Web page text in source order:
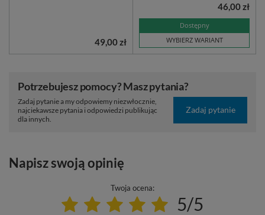
49,00 zł
Dostępny
WYBIERZ WARIANT
46,00 zł
Potrzebujesz pomocy? Masz pytania?
Zadaj pytanie a my odpowiemy niezwłocznie,
najciekawsze pytania i odpowiedzi publikując
dla innych.
Zadaj pytanie
Napisz swoją opinię
Twoja ocena:
5/5